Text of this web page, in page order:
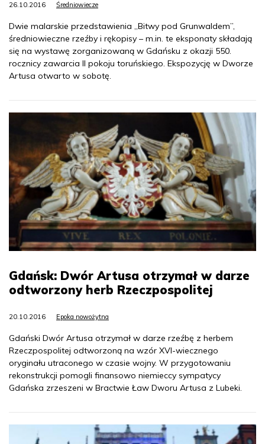
26.10.2016 Średniowiecze
Dwie malarskie przedstawienia „Bitwy pod Grunwaldem”,
średniowieczne rzeźby i rękopisy – m.in. te eksponaty składają
się na wystawę zorganizowaną w Gdańsku z okazji 550.
rocznicy zawarcia II pokoju toruńskiego. Ekspozycję w Dworze
Artusa otwarto w sobotę.
Gdańsk: Dwór Artusa otrzymał w darze
odtworzony herb Rzeczpospolitej
20.10.2016 Epoka nowożytna
Gdański Dwór Artusa otrzymał w darze rzeźbę z herbem
Rzeczpospolitej odtworzoną na wzór XVI-wiecznego
oryginału utraconego w czasie wojny. W przygotowaniu
rekonstrukcji pomogli finansowo niemieccy sympatycy
Gdańska zrzeszeni w Bractwie Ław Dworu Artusa z Lubeki.